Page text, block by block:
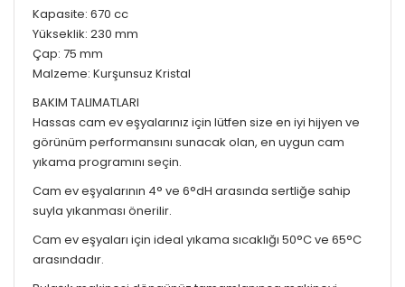
Kapasite: 670 cc
Yükseklik: 230 mm
Çap: 75 mm
Malzeme: Kurşunsuz Kristal
BAKIM TALIMATLARI
Hassas cam ev eşyalarınız için lütfen size en iyi hijyen ve
görünüm performansını sunacak olan, en uygun cam
yıkama programını seçin.
Cam ev eşyalarının 4° ve 6°dH arasında sertliğe sahip
suyla yıkanması önerilir.
Cam ev eşyaları için ideal yıkama sıcaklığı 50°C ve 65°C
arasındadır.